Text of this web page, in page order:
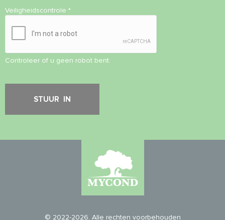
Veiligheidscontrole *
Controleer of u geen robot bent.
© 2022-2026. Alle rechten voorbehouden